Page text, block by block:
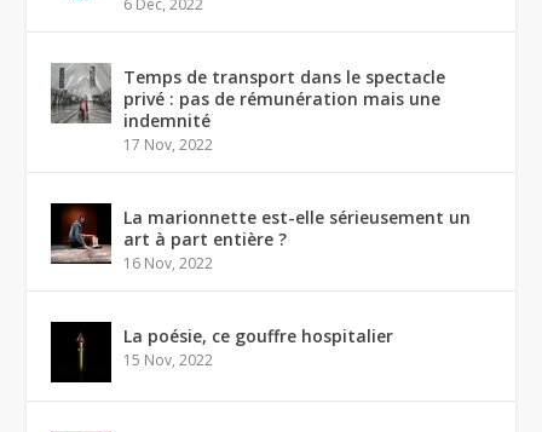
Temps de transport dans le spectacle
privé : pas de rémunération mais une
indemnité
17 Nov, 2022
La marionnette est-elle sérieusement un
art à part entière ?
16 Nov, 2022
La poésie, ce gouffre hospitalier
15 Nov, 2022